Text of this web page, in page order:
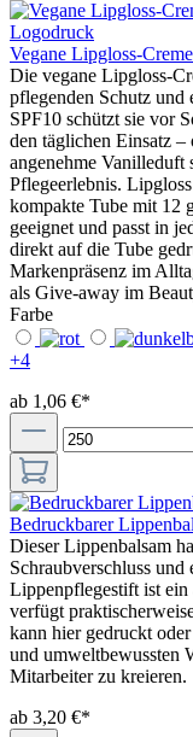
Vegane Lipgloss-
Die vegane Lipgloss-
pflegenden Schutz
SPF10 schützt sie vor
den täglichen Einsatz
angenehme Vanilleduft
Pflegeerlebnis.
kompakte Tube mit 12
geeignet und passt in
direkt auf die Tube
Markenpräsenz im
als Give-away im
Farbe
+4
ab 1,06 €*
Bedruckbarer
Dieser Lippenbalsam
Schraubverschluss
Lippenpflegestift ist ein
verfügt
kann hier gedruckt
und umweltbewussten
Mitarbeiter zu kreieren.
ab 3,20 €*